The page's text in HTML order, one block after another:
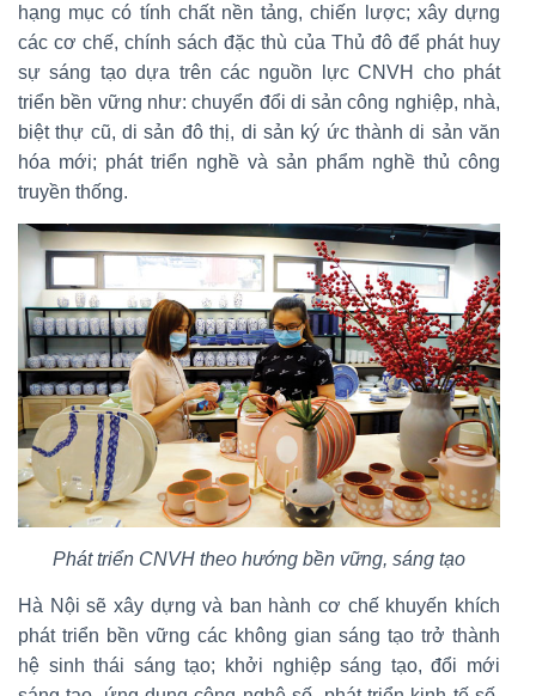
hạng mục có tính chất nền tảng, chiến lược; xây dựng
các cơ chế, chính sách đặc thù của Thủ đô để phát huy
sự sáng tạo dựa trên các nguồn lực CNVH cho phát
triển bền vững như: chuyển đổi di sản công nghiệp, nhà,
biệt thự cũ, di sản đô thị, di sản ký ức thành di sản văn
hóa mới; phát triển nghề và sản phẩm nghề thủ công
truyền thống.
Phát triển CNVH theo hướng bền vững, sáng tạo
Hà Nội sẽ xây dựng và ban hành cơ chế khuyến khích
phát triển bền vững các không gian sáng tạo trở thành
hệ sinh thái sáng tạo; khởi nghiệp sáng tạo, đổi mới